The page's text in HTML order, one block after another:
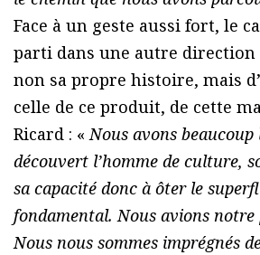
Face à un geste aussi fort, le
parti dans une autre
non sa propre histoire, mais
celle de ce produit, de cette
Ricard : «Nous avons
découvert l’homme de culture,
sa capacité donc à ôter le
fondamental. Nous avions
Nous nous sommes imprégnés